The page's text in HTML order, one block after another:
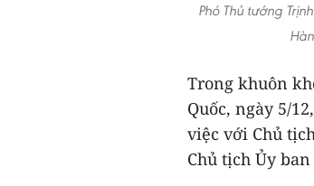
Phó Thủ tướng
Trong khuôn
Quốc, ngày 5/
việc với Chủ
Chủ tịch Ủy